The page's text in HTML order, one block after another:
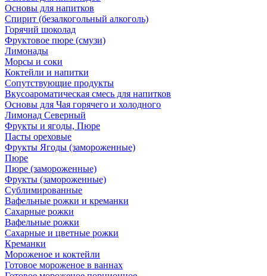
Основы для напитков
Спирит (безалкогольный алкоголь)
Горячий шоколад
Фруктовое пюре (смузи)
Лимонады
Морсы и соки
Коктейли и напитки
Сопутствующие продукты
Вкусоароматическая смесь для напитков
Основы для Чая горячего и холодного
Лимонад Северный
Фрукты и ягоды, Пюре
Пасты ореховые
Фрукты Ягоды (замороженные)
Пюре
Пюре (замороженные)
Фрукты (замороженные)
Сублимированные
Вафельные рожки и креманки
Сахарные рожки
Вафельные рожки
Сахарные и цветные рожки
Креманки
Мороженое и коктейли
Готовое мороженое в ваннах